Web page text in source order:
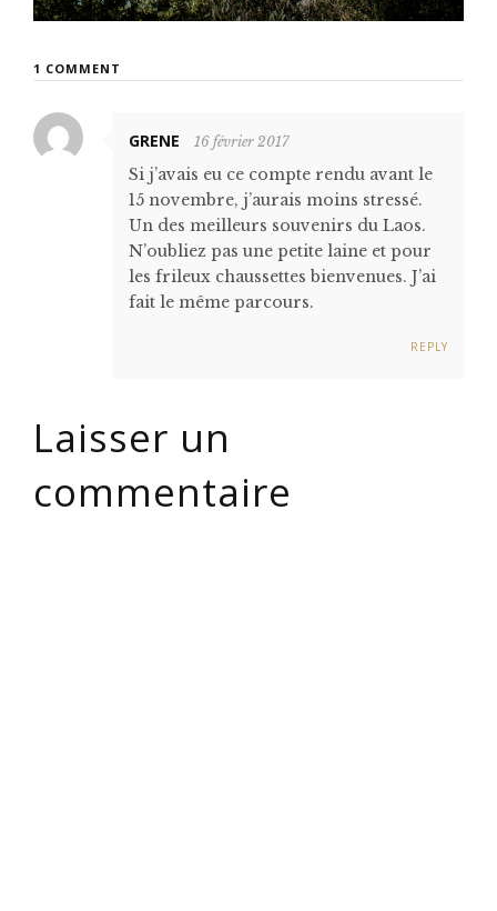
1 COMMENT
GRENE 16 février 2017
Si j’avais eu ce compte rendu avant le
15 novembre, j’aurais moins stressé.
Un des meilleurs souvenirs du Laos.
N’oubliez pas une petite laine et pour
les frileux chaussettes bienvenues. J’ai
fait le même parcours.
REPLY
Laisser un
commentaire